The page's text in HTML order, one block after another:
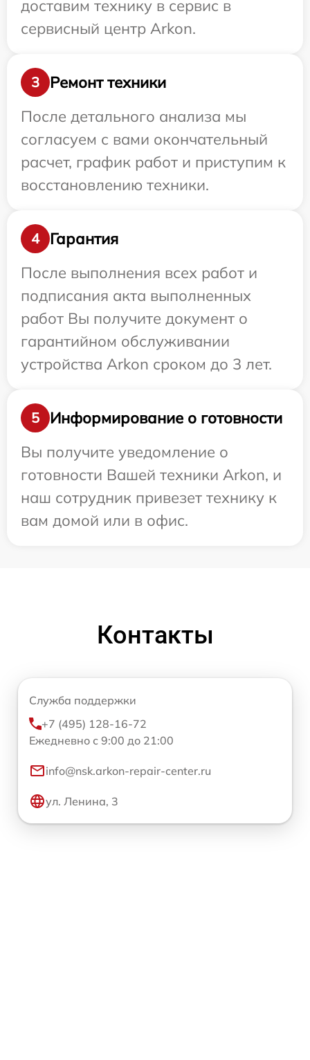
доставим технику в сервис в
сервисный центр Arkon.
3
Ремонт техники
После детального анализа мы
согласуем с вами окончательный
расчет, график работ и приступим к
восстановлению техники.
4
Гарантия
После выполнения всех работ и
подписания акта выполненных
работ Вы получите документ о
гарантийном обслуживании
устройства Arkon сроком до 3 лет.
5
Информирование о готовности
Вы получите уведомление о
готовности Вашей техники Arkon, и
наш сотрудник привезет технику к
вам домой или в офис.
Контакты
Служба поддержки
+7 (495) 128-16-72
Ежедневно с 9:00 до 21:00
info@nsk.arkon-repair-center.ru
ул. Ленина, 3